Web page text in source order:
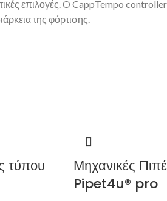
επιλογές. O CappTempo
της φόρτισης.
τύπου
Μηχανικές
Pipet4u® pro